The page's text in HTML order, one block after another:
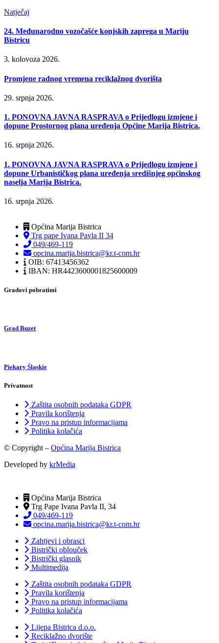
Natječaj
24. Međunarodno vozočašće konjskih zaprega u Mariju
Bistricu
3. kolovoza 2026.
Promjene radnog vremena reciklažnog dvorišta
29. srpnja 2026.
1. PONOVNA JAVNA RASPRAVA o Prijedlogu izmjene i
dopune Prostornog plana uređenja Općine Marija Bistrica.
16. srpnja 2026.
1. PONOVNA JAVNA RASPRAVA o Prijedlogu izmjene i
dopune Urbanističkog plana uređenja središnjeg općinskog
naselja Marija Bistrica.
16. srpnja 2026.
Općina Marija Bistrica
Trg pape Ivana Pavla II 34
049/469-119
opcina.marija.bistrica@kr.t-com.hr
OIB: 67413456362
IBAN: HR4423600001825600009
Gradovi pobratimi
Grad Buzet
Piekary Śląskie
Privatnost
Zaštita osobnih podataka GDPR
Pravila korištenja
Pravo na pristup informacijama
Politika kolačića
© Copyright – Općina Marija Bistrica
Developed by krMedia
Općina Marija Bistrica
Trg Pape Ivana Pavla II, 34
049/469-119
opcina.marija.bistrica@kr.t-com.hr
Zahtjevi i obrasci
Bistrički oblouček
Bistrički glasnik
Multimedija
Zaštita osobnih podataka GDPR
Pravila korištenja
Pravo na pristup informacijama
Politika kolačića
Lijepa Bistrica d.o.o.
Reciklažno dvorište